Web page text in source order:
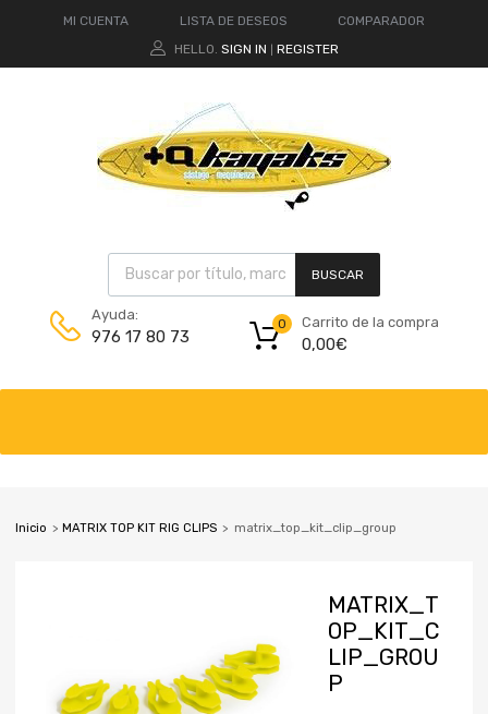
MI CUENTA LISTA DE DESEOS
COMPARADOR
HELLO. SIGN IN REGISTER
BUSCAR
Ayuda:
976 17 80 73
Carrito de la compra
0,00€
0
Inicio > MATRIX TOP KIT RIG CLIPS > matrix_top_kit_clip_group
MATRIX_T
OP_KIT_C
LIP_GROU
P